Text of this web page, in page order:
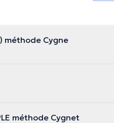
méthode Cygne
méthode Cygnet